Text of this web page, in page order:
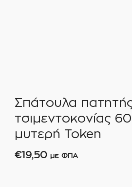
Σπάτουλα
τσιμεντοκονίας
μυτερή Token
€19,50 με ΦΠΑ